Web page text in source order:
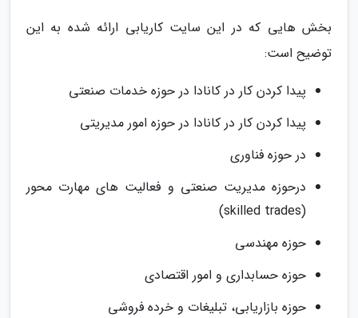
بخش هایی که در این سایت کاریابی ارائه شده به این
توضیح است:
پیدا کردن کار در کانادا در حوزه خدمات صنعتی
پیدا کردن کار در کانادا در حوزه امور مدیریتی
در حوزه فناوری
درحوزه مدیریت صنعتی و فعالیت های مهارت محور
(skilled trades)
حوزه مهندسی
حوزه حسابداری و امور اقتصادی
حوزه بازاریابی، تبلیغات و خرده فروشی